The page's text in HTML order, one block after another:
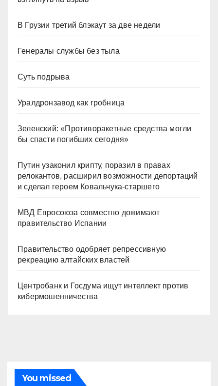
В Грузии третий блэкаут за две недели
Генералы службы без тыла
Суть подрыва
Уралдронзавод как гробница
Зеленский: «Противоракетные средства могли
бы спасти погибших сегодня»
Путин узаконил крипту, поразил в правах
релокантов, расширил возможности депортаций
и сделал героем Ковальчука-старшего
МВД Евросоюза совместно дожимают
правительство Испании
Правительство одобряет репрессивную
рекреацию алтайских властей
Центробанк и Госдума ищут интеллект против
кибермошенничества
You missed